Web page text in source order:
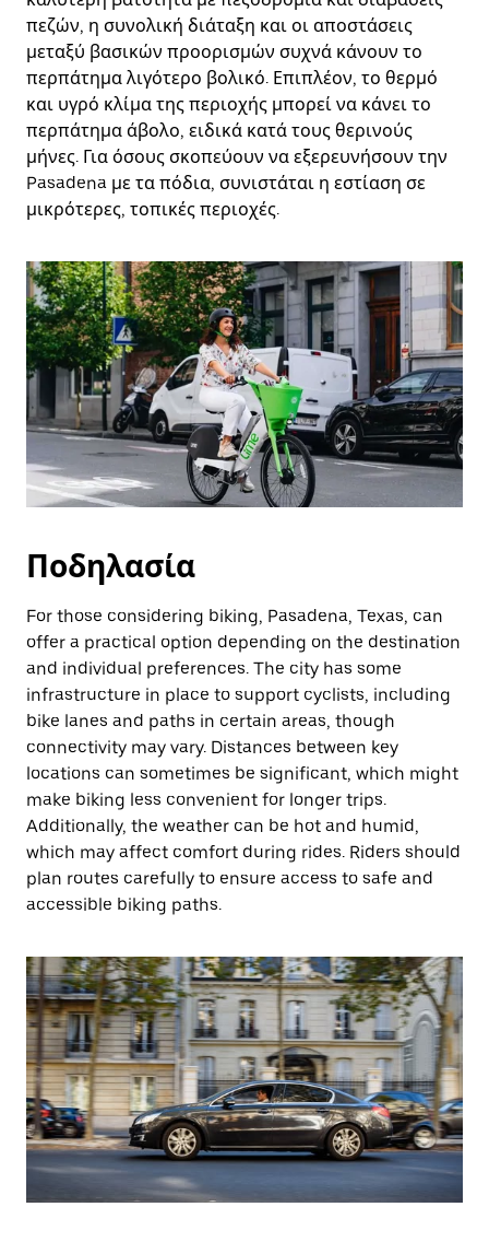
πεζών, η συνολική διάταξη και οι αποστάσεις
μεταξύ βασικών προορισμών συχνά κάνουν το
περπάτημα λιγότερο βολικό. Επιπλέον, το θερμό
και υγρό κλίμα της περιοχής μπορεί να κάνει το
περπάτημα άβολο, ειδικά κατά τους θερινούς
μήνες. Για όσους σκοπεύουν να εξερευνήσουν την
Pasadena με τα πόδια, συνιστάται η εστίαση σε
μικρότερες, τοπικές περιοχές.
Ποδηλασία
For those considering biking, Pasadena, Texas, can
offer a practical option depending on the destination
and individual preferences. The city has some
infrastructure in place to support cyclists, including
bike lanes and paths in certain areas, though
connectivity may vary. Distances between key
locations can sometimes be significant, which might
make biking less convenient for longer trips.
Additionally, the weather can be hot and humid,
which may affect comfort during rides. Riders should
plan routes carefully to ensure access to safe and
accessible biking paths.